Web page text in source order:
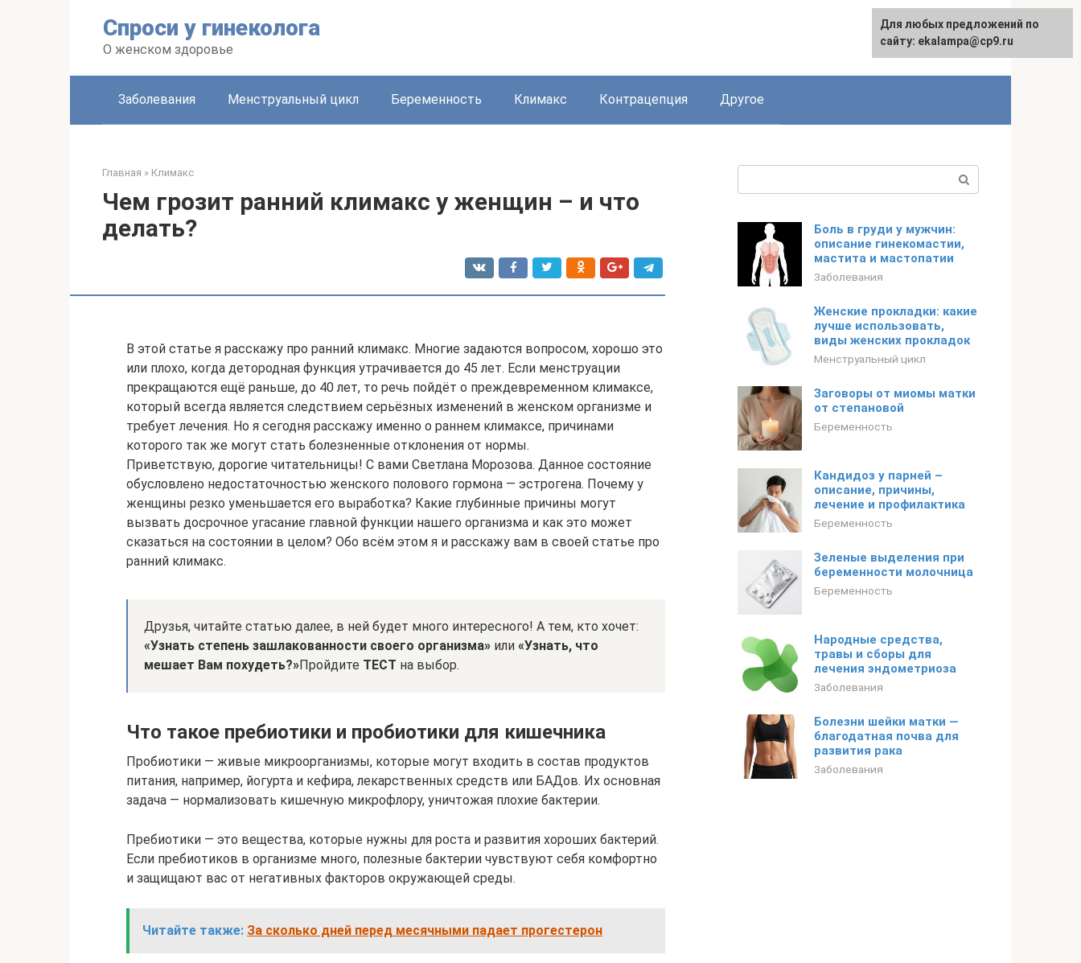
Спроси у гинеколога
О женском здоровье
English
Заболевания Менструальный цикл Беременность Климакс Контрацепция Другое
Главная » Климакс
Чем грозит ранний климакс у женщин – и что
делать?
В этой статье я расскажу про ранний климакс. Многие задаются вопросом, хорошо это
или плохо, когда детородная функция утрачивается до 45 лет. Если менструации
прекращаются ещё раньше, до 40 лет, то речь пойдёт о преждевременном климаксе,
который всегда является следствием серьёзных изменений в женском организме и
требует лечения. Но я сегодня расскажу именно о раннем климаксе, причинами
которого так же могут стать болезненные отклонения от нормы.
Приветствую, дорогие читательницы! С вами Светлана Морозова. Данное состояние
обусловлено недостаточностью женского полового гормона — эстрогена. Почему у
женщины резко уменьшается его выработка? Какие глубинные причины могут
вызвать досрочное угасание главной функции нашего организма и как это может
сказаться на состоянии в целом? Обо всём этом я и расскажу вам в своей статье про
ранний климакс.
Друзья, читайте статью далее, в ней будет много интересного! А тем, кто хочет:
«Узнать степень зашлакованности своего организма» или «Узнать, что
мешает Вам похудеть?»Пройдите ТЕСТ на выбор.
Что такое пребиотики и пробиотики для кишечника
Пробиотики — живые микроорганизмы, которые могут входить в состав продуктов
питания, например, йогурта и кефира, лекарственных средств или БАДов. Их основная
задача — нормализовать кишечную микрофлору, уничтожая плохие бактерии.
Пребиотики — это вещества, которые нужны для роста и развития хороших бактерий.
Если пребиотиков в организме много, полезные бактерии чувствуют себя комфортно
и защищают вас от негативных факторов окружающей среды.
Читайте также: За сколько дней перед месячными падает прогестерон
Боль в груди у мужчин:
описание гинекомастии,
мастита и мастопатии
Заболевания
Женские прокладки: какие
лучше использовать,
виды женских прокладок
Менструальный цикл
Заговоры от миомы матки
от степановой
Беременность
Кандидоз у парней –
описание, причины,
лечение и профилактика
Беременность
Зеленые выделения при
беременности молочница
Беременность
Народные средства,
травы и сборы для
лечения эндометриоза
Заболевания
Болезни шейки матки —
благодатная почва для
развития рака
Заболевания
Для любых предложений по
сайту: [email protected]
Для любых предложений по
сайту: ekalampa@cp9.ru